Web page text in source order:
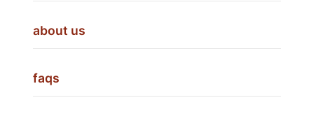
about us
faqs